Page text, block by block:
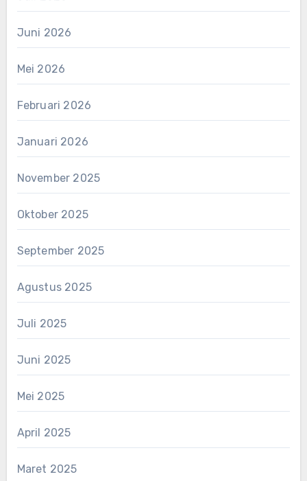
Juni 2026
Mei 2026
Februari 2026
Januari 2026
November 2025
Oktober 2025
September 2025
Agustus 2025
Juli 2025
Juni 2025
Mei 2025
April 2025
Maret 2025